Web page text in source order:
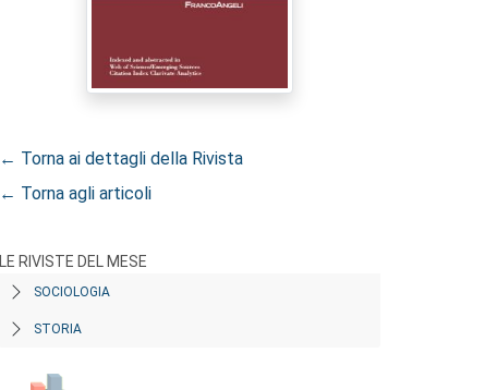
← Torna ai dettagli della Rivista
← Torna agli articoli
LE RIVISTE DEL MESE
SOCIOLOGIA
STORIA